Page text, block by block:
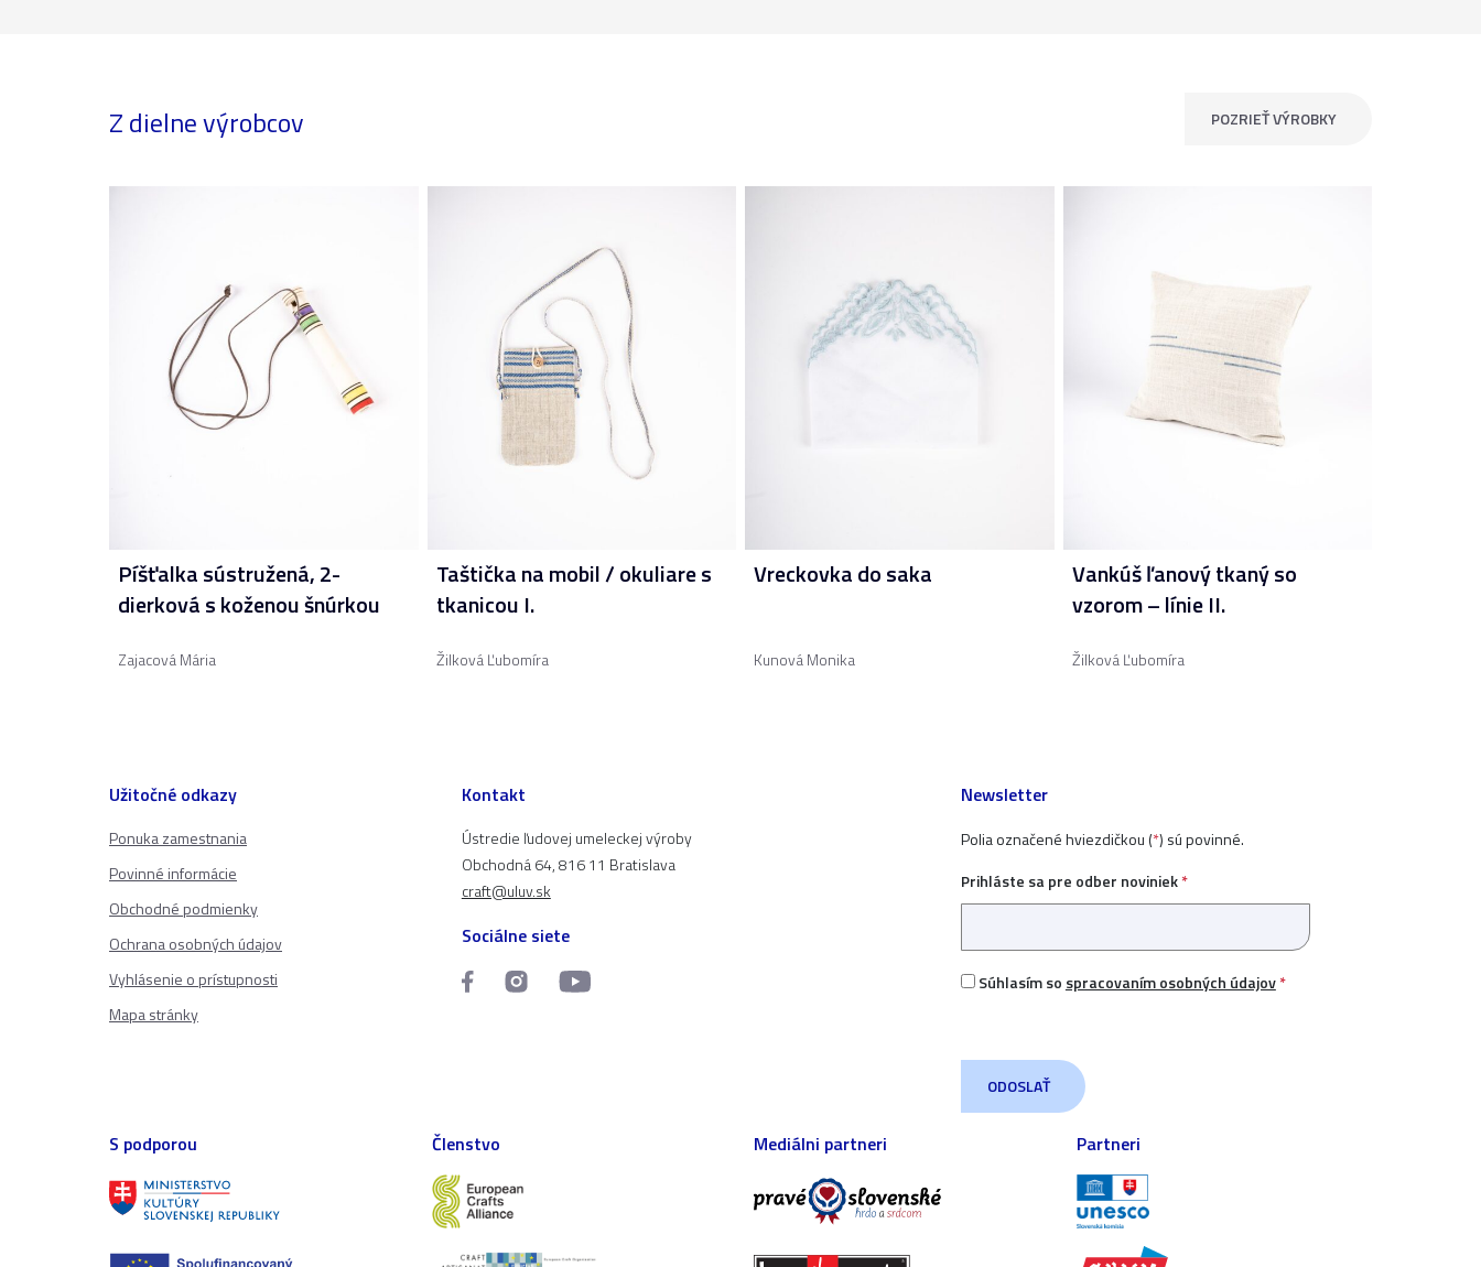
Z dielne výrobcov POZRIEŤ VÝROBKY
Píšťalka sústružená, 2-
dierková s koženou šnúrkou
Zajacová Mária
Taštička na mobil / okuliare s
tkanicou I.
Žilková Ľubomíra
Vreckovka do saka
Kunová Monika
Vankúš ľanový tkaný so
vzorom – línie II.
Žilková Ľubomíra
Užitočné odkazy
Ponuka zamestnania
Povinné informácie
Obchodné podmienky
Ochrana osobných údajov
Vyhlásenie o prístupnosti
Mapa stránky
Kontakt
Ústredie ľudovej umeleckej výroby
Obchodná 64, 816 11 Bratislava
craft@uluv.sk
Sociálne siete
Newsletter
Polia označené hviezdičkou (*) sú povinné.
Prihláste sa pre odber noviniek*
Súhlasím so spracovaním osobných údajov*
S podporou Členstvo Mediálni partneri Partneri